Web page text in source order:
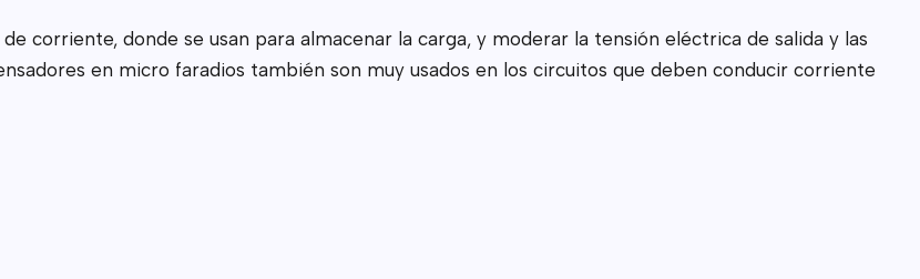
corriente, donde se usan para almacenar la carga, y moderar la tensión eléctrica de salida y las
en micro faradios también son muy usados en los circuitos que deben conducir corriente